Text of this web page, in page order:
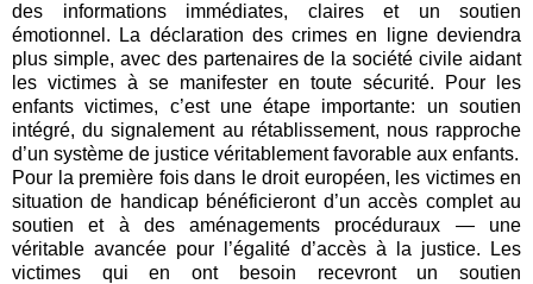
des informations immédiates, claires et un soutien
émotionnel. La déclaration des crimes en ligne deviendra
plus simple, avec des partenaires de la société civile aidant
les victimes à se manifester en toute sécurité. Pour les
enfants victimes, c’est une étape importante: un soutien
intégré, du signalement au rétablissement, nous rapproche
d’un système de justice véritablement favorable aux enfants.
Pour la première fois dans le droit européen, les victimes en
situation de handicap bénéficieront d’un accès complet au
soutien et à des aménagements procéduraux — une
véritable avancée pour l’égalité d’accès à la justice. Les
victimes qui en ont besoin recevront un soutien